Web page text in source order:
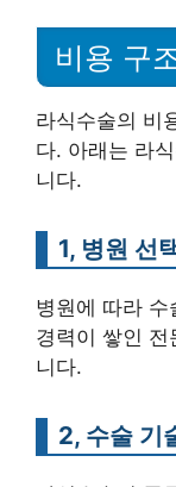
비용 구
라식수술의 비
다. 아래는 라
니다.
1, 병원 선
병원에 따라
경력이 쌓인
니다.
2, 수술 기